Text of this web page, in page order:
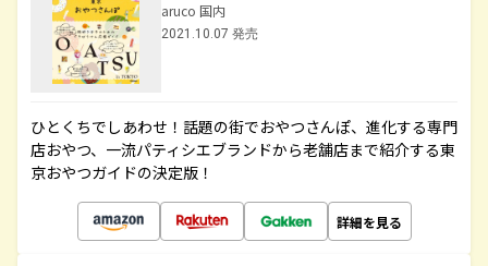
aruco 国内
2021.10.07 発売
ひとくちでしあわせ！話題の街でおやつさんぽ、進化する専門
店おやつ、一流パティシエブランドから老舗店まで紹介する東
京おやつガイドの決定版！
詳細を見る